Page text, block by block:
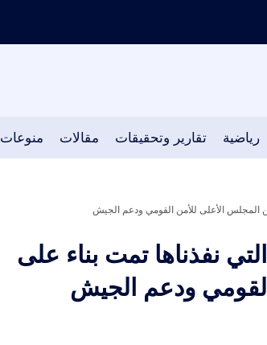
رياضية تقارير وتحقيقات مقالات منوعات
المجلس الأعلى للأمن القومي ودعم الجيش
نفذناها تمت بناء على
ودعم الجيش